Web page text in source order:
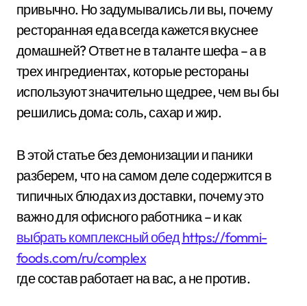
привычно. Но задумывались ли вы, почему
ресторанная еда всегда кажется вкуснее
домашней? Ответ не в таланте шефа – а в
трех ингредиентах, которые рестораны
используют значительно щедрее, чем вы бы
решились дома: соль, сахар и жир.
В этой статье без демонизации и паники
разберем, что на самом деле содержится в
типичных блюдах из доставки, почему это
важно для офисного работника – и как
выбрать комплексный обед https://fommi-
foods.com/ru/complex
где состав работает на вас, а не против.